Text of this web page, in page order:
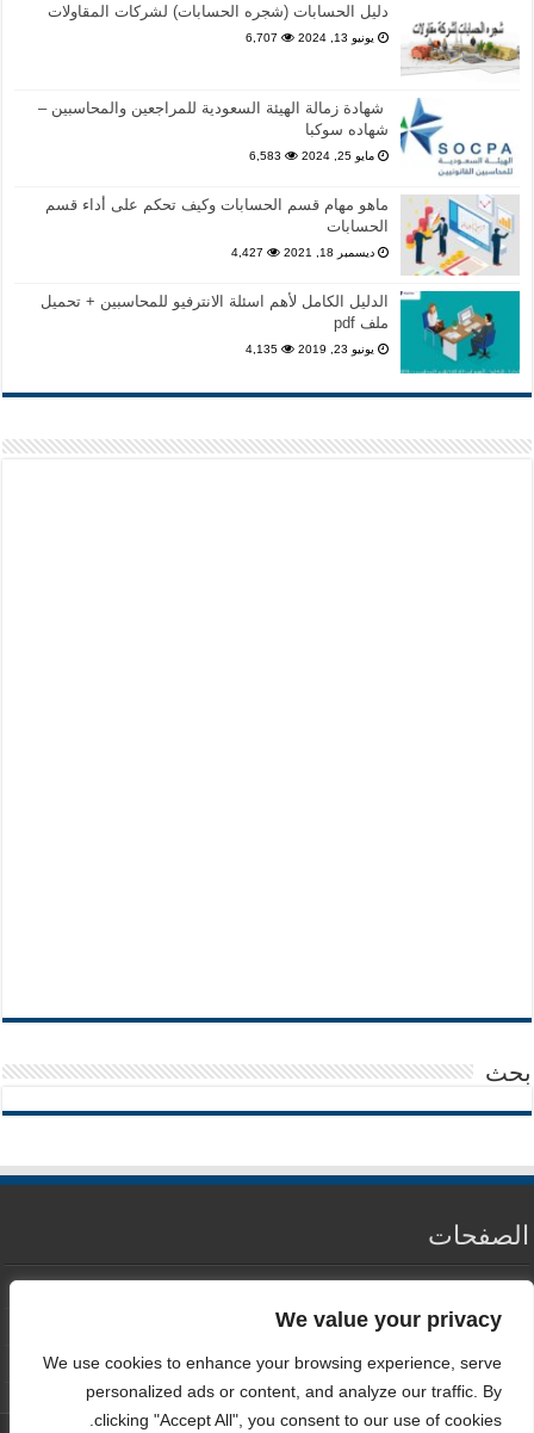
We value your privacy
We use cookies to enhance your browsing experience, serve
personalized ads or content, and analyze our traffic. By
clicking "Accept All", you consent to our use of cookies.
دليل الحسابات (شجره الحسابات) لشركات المقاولات
يونيو 13, 2024 6,707
شهادة زمالة الهيئة السعودية للمراجعين والمحاسبين –
شهاده سوكبا
مايو 25, 2024 6,583
ماهو مهام قسم الحسابات وكيف تحكم على أداء قسم
الحسابات
ديسمبر 18, 2021 4,427
الدليل الكامل لأهم اسئلة الانترفيو للمحاسبين + تحميل
ملف pdf
يونيو 23, 2019 4,135
بحث
الصفحات
سياسة الخصوصية
اتصل بنا